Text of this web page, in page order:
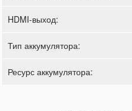
HDMI-выход:
Тип аккумулятора:
Ресурс аккумулятора: